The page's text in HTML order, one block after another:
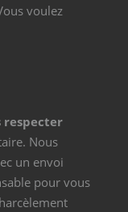
voulez
respecter
Nous
un envoi
pour vous